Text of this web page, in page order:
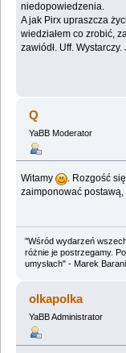
niedopowiedzenia.
A jak Pirx upraszcza
wiedziałem co zrobić,
zawiódł. Uff.
Q
YaBB Moderator
Witamy
. Rozgość
zaimponować
"Wśród wydarzeń
różnie je postrzegamy.
umysłach" - Marek
olkapolka
YaBB Administrator